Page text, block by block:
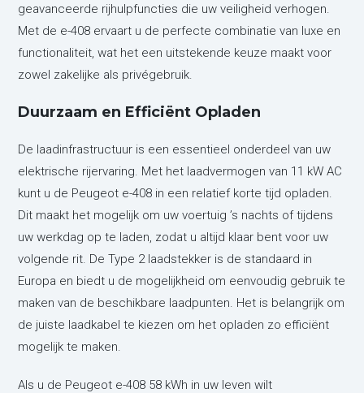
geavanceerde rijhulpfuncties die uw veiligheid verhogen.
Met de e-408 ervaart u de perfecte combinatie van luxe en
functionaliteit, wat het een uitstekende keuze maakt voor
zowel zakelijke als privégebruik.
Duurzaam en Efficiënt Opladen
De laadinfrastructuur is een essentieel onderdeel van uw
elektrische rijervaring. Met het laadvermogen van 11 kW AC
kunt u de Peugeot e-408 in een relatief korte tijd opladen.
Dit maakt het mogelijk om uw voertuig ’s nachts of tijdens
uw werkdag op te laden, zodat u altijd klaar bent voor uw
volgende rit. De Type 2 laadstekker is de standaard in
Europa en biedt u de mogelijkheid om eenvoudig gebruik te
maken van de beschikbare laadpunten. Het is belangrijk om
de juiste laadkabel te kiezen om het opladen zo efficiënt
mogelijk te maken.
Als u de Peugeot e-408 58 kWh in uw leven wilt